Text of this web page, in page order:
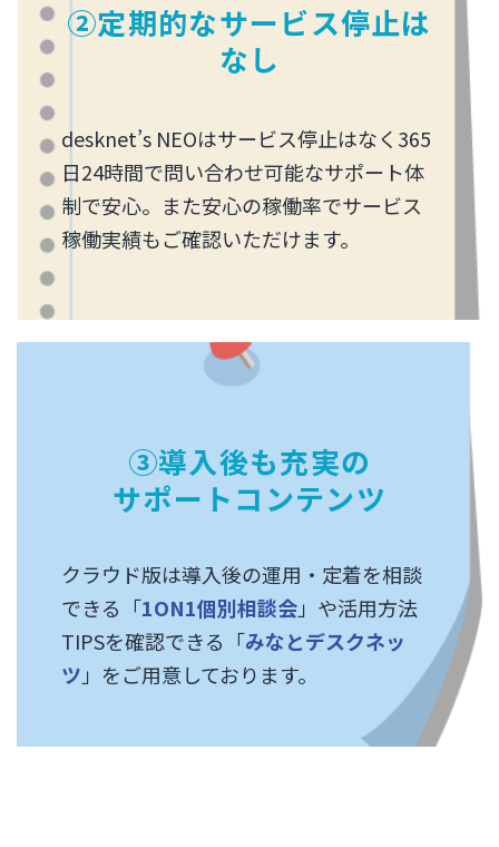
②定期的なサービス停止は
なし
desknet’s NEOはサービス停止はなく365
日24時間で問い合わせ可能なサポート体
制で安心。また安心の稼働率でサービス
稼働実績もご確認いただけます。
③導入後も充実の
サポートコンテンツ
クラウド版は導入後の運用・定着を相談
できる「1ON1個別相談会」や活用方法
TIPSを確認できる「みなとデスクネッ
ツ 」をご用意しております。